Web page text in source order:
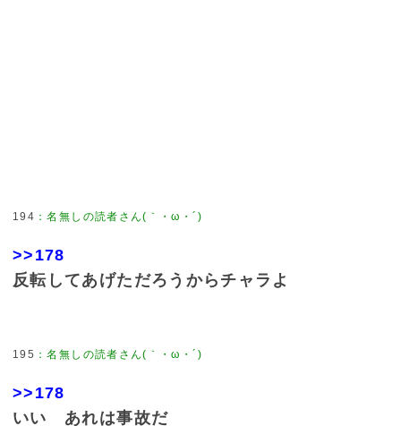
194 ：名無しの読者さん(｀・ω・´)
>>178
反転してあげただろうからチャラよ
195 ：名無しの読者さん(｀・ω・´)
>>178
いい あれは事故だ